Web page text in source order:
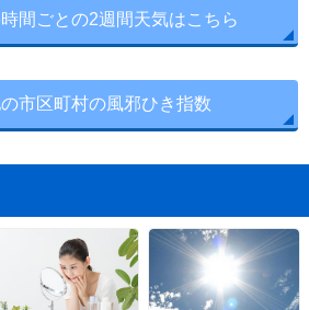
間ごとの2週間天気はこちら
市区町村の風邪ひき指数